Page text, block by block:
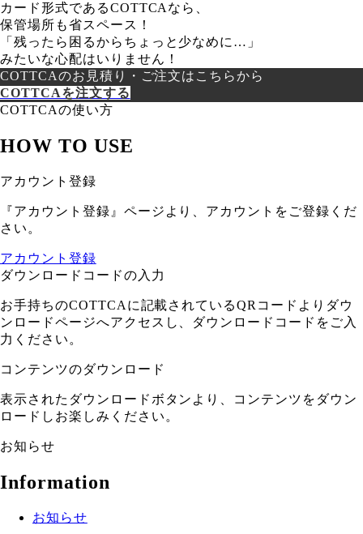
カード形式であるCOTTCAなら、
保管場所も省スペース！
「残ったら困るからちょっと少なめに…」
みたいな心配はいりません！
COTTCAのお見積り・ご注文はこちらから
COTTCAを注文する
COTTCAの使い方
HOW TO USE
アカウント登録
『アカウント登録』ページより、アカウントをご登録くだ
さい。
アカウント登録
ダウンロードコードの入力
お手持ちのCOTTCAに記載されているQRコードよりダウ
ンロードページへアクセスし、ダウンロードコードをご入
力ください。
コンテンツのダウンロード
表示されたダウンロードボタンより、コンテンツをダウン
ロードしお楽しみください。
お知らせ
Information
お知らせ